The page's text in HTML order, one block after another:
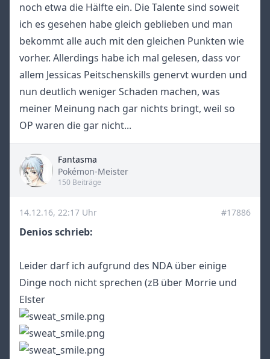
noch etwa die Hälfte ein. Die Talente sind soweit
ich es gesehen habe gleich geblieben und man
bekommt alle auch mit den gleichen Punkten wie
vorher. Allerdings habe ich mal gelesen, dass vor
allem Jessicas Peitschenskills genervt wurden und
nun deutlich weniger Schaden machen, was
meiner Meinung nach gar nichts bringt, weil so
OP waren die gar nicht...
Fantasma
Title
Pokémon-Meister
150 Beiträge
14.12.16, 22:17 Uhr #17886
Denios schrieb:
Leider darf ich aufgrund des NDA über einige
Dinge noch nicht sprechen (zB über Morrie und
Elster